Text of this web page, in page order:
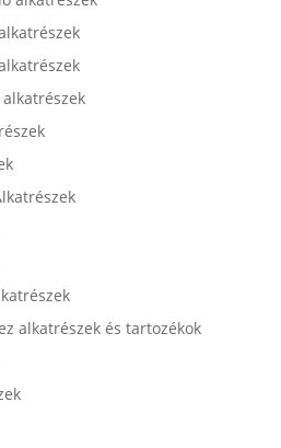
alkatrészek és tartozékok